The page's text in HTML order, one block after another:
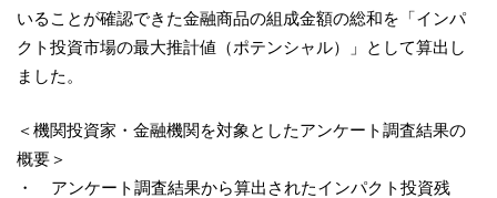
いることが確認できた金融商品の組成金額の総和を「インパ
クト投資市場の最大推計値（ポテンシャル）」として算出し
ました。
＜機関投資家・金融機関を対象としたアンケート調査結果の
概要＞
・ アンケート調査結果から算出されたインパクト投資残